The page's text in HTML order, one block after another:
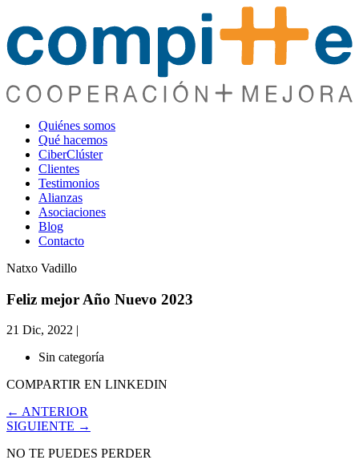
Quiénes somos
Qué hacemos
CiberClúster
Clientes
Testimonios
Alianzas
Asociaciones
Blog
Contacto
Natxo Vadillo
Feliz mejor Año Nuevo 2023
21 Dic, 2022 |
Sin categoría
COMPARTIR EN LINKEDIN
← ANTERIOR
SIGUIENTE →
NO TE PUEDES PERDER